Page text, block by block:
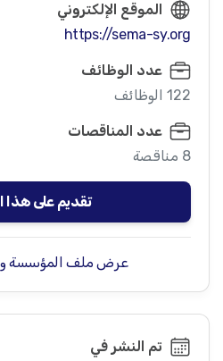
الموقع الإلكتروني
https://sema-sy.org
عدد الوظائف
122 الوظائف
عدد المناقصات
8 مناقصة
تقديم على
عرض ملف المؤسسة
تم النشر في